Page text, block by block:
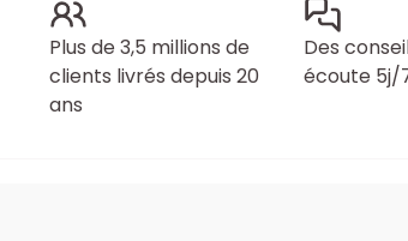
Plus de 3,5 millions de
clients livrés depuis 20
ans
Des
écoute 5j/